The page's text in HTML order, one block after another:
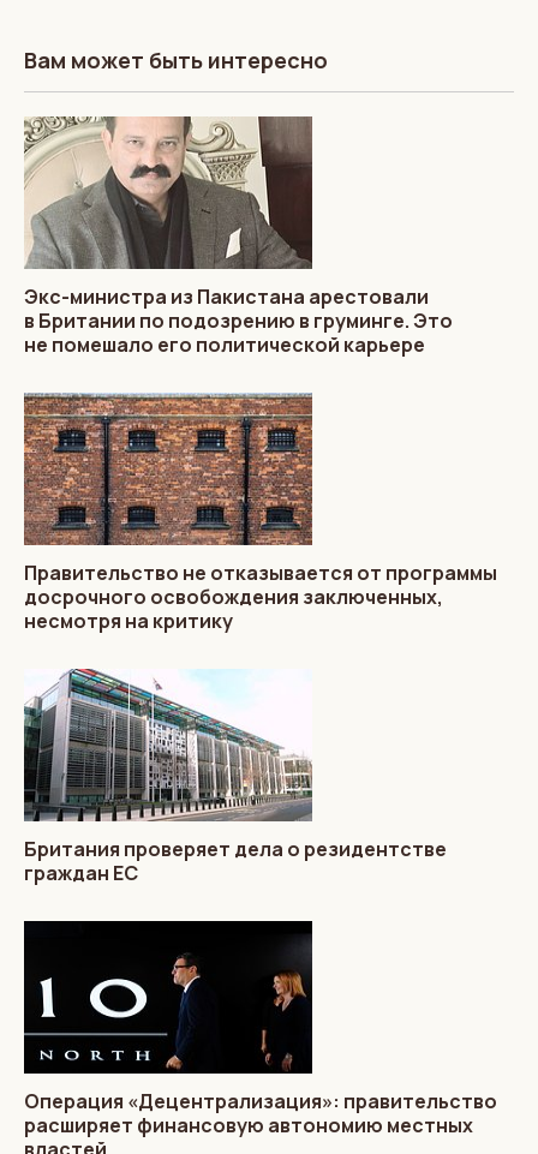
Вам может быть интересно
Экс-министра из Пакистана арестовали
в Британии по подозрению в груминге. Это
не помешало его политической карьере
Правительство не отказывается от программы
досрочного освобождения заключенных,
несмотря на критику
Британия проверяет дела о резидентстве
граждан ЕС
Операция «Децентрализация»: правительство
расширяет финансовую автономию местных